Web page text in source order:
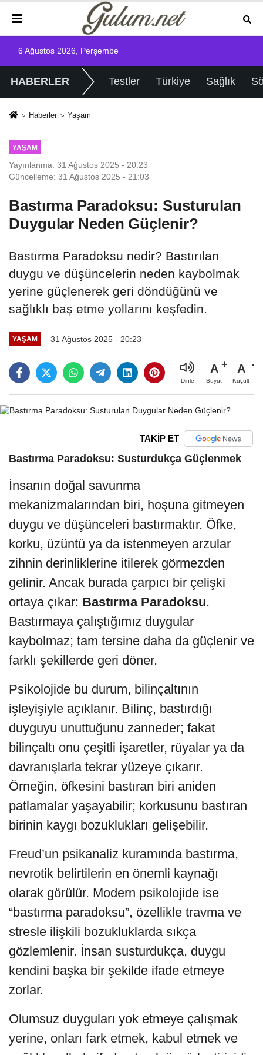
6 Ağustos 2026, Perşembe
HABERLER Testler Türkiye Sağlık
Haberler Yaşam
YAŞAM
Yayınlanma: 31 Ağustos 2025 - 20:23
Güncelleme: 31 Ağustos 2025 - 21:03
Bastırma Paradoksu: Susturulan
Duygular Neden Güçlenir?
Bastırma Paradoksu nedir? Bastırılan
duygu ve düşüncelerin neden kaybolmak
yerine güçlenerek geri döndüğünü ve
sağlıklı baş etme yollarını keşfedin.
YAŞAM 31 Ağustos 2025 - 20:23
Dinle
A
Büyüt
A
Küçült
TAKİP ET
Bastırma Paradoksu: Susturdukça Güçlenmek
İnsanın doğal savunma
mekanizmalarından biri, hoşuna gitmeyen
duygu ve düşünceleri bastırmaktır. Öfke,
korku, üzüntü ya da istenmeyen arzular
zihnin derinliklerine itilerek görmezden
gelinir. Ancak burada çarpıcı bir çelişki
ortaya çıkar: Bastırma Paradoksu.
Bastırmaya çalıştığımız duygular
kaybolmaz; tam tersine daha da güçlenir ve
farklı şekillerde geri döner.
Psikolojide bu durum, bilinçaltının
işleyişiyle açıklanır. Bilinç, bastırdığı
duyguyu unuttuğunu zanneder; fakat
bilinçaltı onu çeşitli işaretler, rüyalar ya da
davranışlarla tekrar yüzeye çıkarır.
Örneğin, öfkesini bastıran biri aniden
patlamalar yaşayabilir; korkusunu bastıran
birinin kaygı bozuklukları gelişebilir.
Freud’un psikanaliz kuramında bastırma,
nevrotik belirtilerin en önemli kaynağı
olarak görülür. Modern psikolojide ise
“bastırma paradoksu”, özellikle travma ve
stresle ilişkili bozukluklarda sıkça
gözlemlenir. İnsan susturdukça, duygu
kendini başka bir şekilde ifade etmeye
zorlar.
Olumsuz duyguları yok etmeye çalışmak
yerine, onları fark etmek, kabul etmek ve